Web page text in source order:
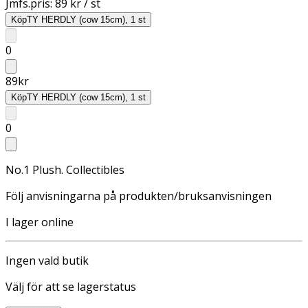
Jmfs.pris: 89 kr / st
KöpTY HERDLY (cow 15cm), 1 st
0
89kr
KöpTY HERDLY (cow 15cm), 1 st
0
No.1 Plush. Collectibles
Följ anvisningarna på produkten/bruksanvisningen
I lager online
Ingen vald butik
Välj för att se lagerstatus